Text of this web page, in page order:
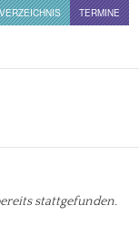
TERMINE
stattgefunden.